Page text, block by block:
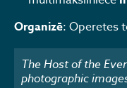
Organizē: Operetes
The Host of the
photographic